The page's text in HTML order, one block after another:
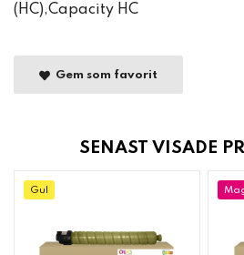
(HC),Capacity HC
Gem som favorit
SENAST VISADE
Gul